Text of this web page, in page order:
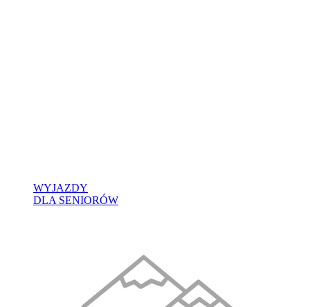
WYJAZDY
DLA SENIORÓW